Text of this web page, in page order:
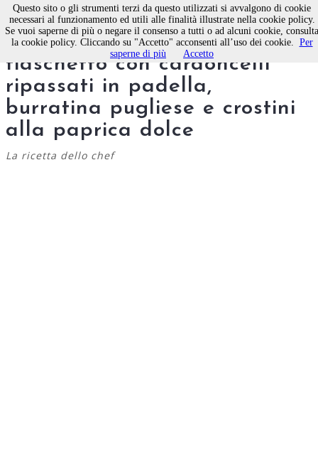
Zuppa di pomodori
fiaschetto con cardoncelli
ripassati in padella,
burratina pugliese e crostini
alla paprica dolce
La ricetta dello chef
Questo sito o gli strumenti terzi da questo utilizzati si avvalgono di cookie
necessari al funzionamento ed utili alle finalità illustrate nella cookie policy.
Se vuoi saperne di più o negare il consenso a tutti o ad alcuni cookie, consulta
la cookie policy. Cliccando su "Accetto" acconsenti all’uso dei cookie. Per
saperne di più
Accetto